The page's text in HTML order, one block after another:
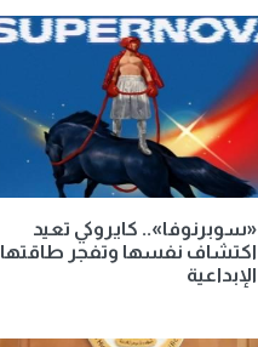
«سوبرنوفا».. كايروكي تعيد
اكتشاف نفسها وتفجر طاقتها
الإبداعية